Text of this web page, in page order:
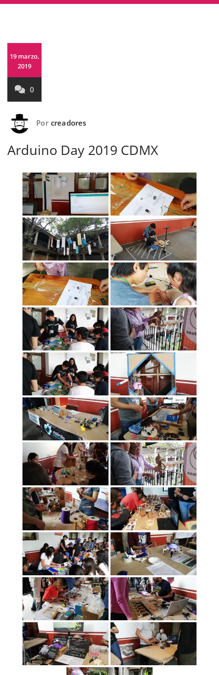
19 marzo,
2019
0
Por creadores
Arduino Day 2019 CDMX